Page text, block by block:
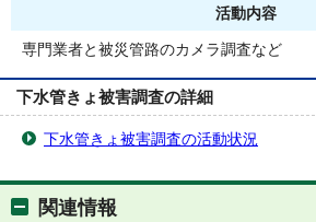
活動内容
専門業者と被災管路のカメラ調査など
下水管きょ被害調査の詳細
下水管きょ被害調査の活動状況
関連情報